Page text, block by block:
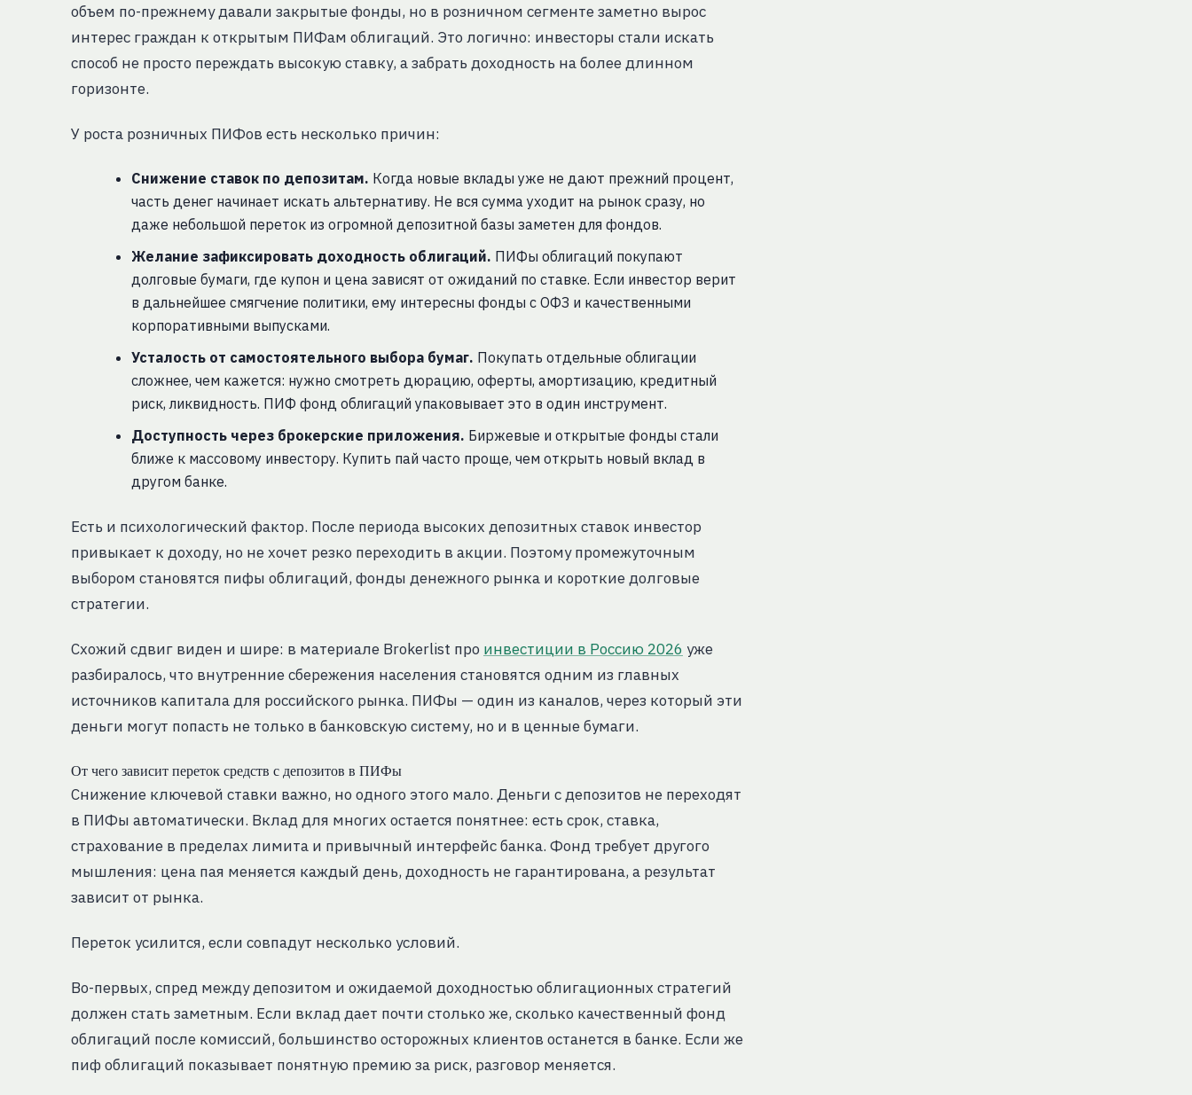
объем по-прежнему давали закрытые фонды, но в розничном сегменте заметно вырос
интерес граждан к открытым ПИФам облигаций. Это логично: инвесторы стали искать
способ не просто переждать высокую ставку, а забрать доходность на более длинном
горизонте.
У роста розничных ПИФов есть несколько причин:
Снижение ставок по депозитам. Когда новые вклады уже не дают прежний процент,
часть денег начинает искать альтернативу. Не вся сумма уходит на рынок сразу, но
даже небольшой переток из огромной депозитной базы заметен для фондов.
Желание зафиксировать доходность облигаций. ПИФы облигаций покупают
долговые бумаги, где купон и цена зависят от ожиданий по ставке. Если инвестор верит
в дальнейшее смягчение политики, ему интересны фонды с ОФЗ и качественными
корпоративными выпусками.
Усталость от самостоятельного выбора бумаг. Покупать отдельные облигации
сложнее, чем кажется: нужно смотреть дюрацию, оферты, амортизацию, кредитный
риск, ликвидность. ПИФ фонд облигаций упаковывает это в один инструмент.
Доступность через брокерские приложения. Биржевые и открытые фонды стали
ближе к массовому инвестору. Купить пай часто проще, чем открыть новый вклад в
другом банке.
Есть и психологический фактор. После периода высоких депозитных ставок инвестор
привыкает к доходу, но не хочет резко переходить в акции. Поэтому промежуточным
выбором становятся пифы облигаций, фонды денежного рынка и короткие долговые
стратегии.
Схожий сдвиг виден и шире: в материале Brokerlist про инвестиции в Россию 2026 уже
разбиралось, что внутренние сбережения населения становятся одним из главных
источников капитала для российского рынка. ПИФы — один из каналов, через который эти
деньги могут попасть не только в банковскую систему, но и в ценные бумаги.
От чего зависит переток средств с депозитов в ПИФы
Снижение ключевой ставки важно, но одного этого мало. Деньги с депозитов не переходят
в ПИФы автоматически. Вклад для многих остается понятнее: есть срок, ставка,
страхование в пределах лимита и привычный интерфейс банка. Фонд требует другого
мышления: цена пая меняется каждый день, доходность не гарантирована, а результат
зависит от рынка.
Переток усилится, если совпадут несколько условий.
Во-первых, спред между депозитом и ожидаемой доходностью облигационных стратегий
должен стать заметным. Если вклад дает почти столько же, сколько качественный фонд
облигаций после комиссий, большинство осторожных клиентов останется в банке. Если же
пиф облигаций показывает понятную премию за риск, разговор меняется.